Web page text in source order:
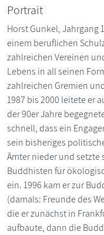
Portrait
Horst Gunkel, Jahrgang
einem beruflichen
zahlreichen Vereinen
Lebens in all seinen
zahlreichen Gremien
1987 bis 2000 leitete er
der 90er Jahre
schnell, dass ein
sein bisheriges
Ämter nieder und setzte
Buddhisten für
ein. 1996 kam er zur
(damals: Freunde des
die er zunächst in
aufbaute, dann die